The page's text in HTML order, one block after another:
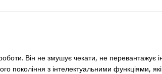
Він не змушує чекати, не перевантажує
покоління з інтелектуальними функціями,